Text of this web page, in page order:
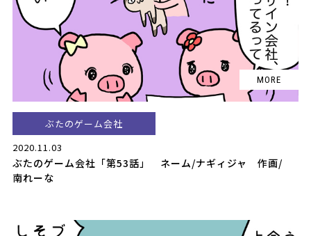
ぶたのゲーム会社
2020.11.03
ぶたのゲーム会社「第53話」 ネーム/ナギィジャ 作画/
南れーな